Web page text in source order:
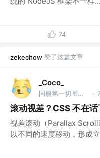
74
zekechow 赞了这篇文章
_Coco_
国服第一切图仔 @Shopee ·
滚动视差？CSS 不在话
视差滚动（Parallax
以不同的速度移动，形成